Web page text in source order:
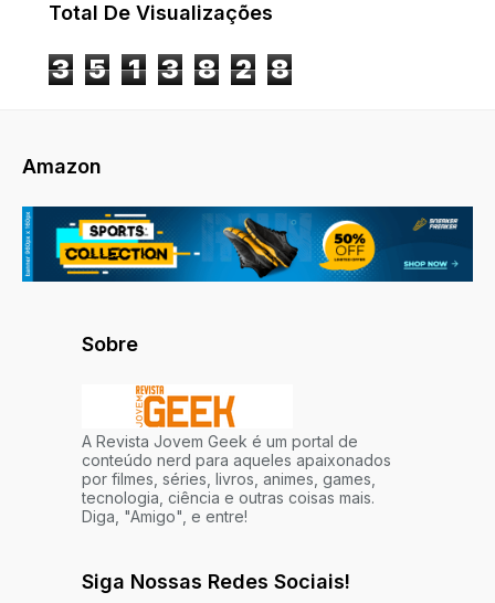
Total De Visualizações
3 5 1 3 8 2 8
Amazon
Sobre
A Revista Jovem Geek é um portal de
conteúdo nerd para aqueles apaixonados
por filmes, séries, livros, animes, games,
tecnologia, ciência e outras coisas mais.
Diga, "Amigo", e entre!
Siga Nossas Redes Sociais!